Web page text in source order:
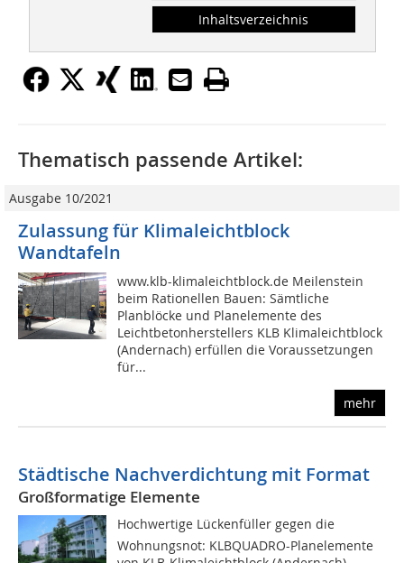
Inhaltsverzeichnis
Thematisch passende Artikel:
Ausgabe 10/2021
Zulassung für Klimaleichtblock
Wandtafeln
www.klb-klimaleichtblock.de Meilenstein
beim Rationellen Bauen: Sämtliche
Planblöcke und Planelemente des
Leichtbetonherstellers KLB Klimaleichtblock
(Andernach) erfüllen die Voraussetzungen
für...
mehr
Städtische Nachverdichtung mit Format
Großformatige Elemente
Hochwertige Lückenfüller gegen die
Wohnungsnot: KLBQUADRO-Planelemente